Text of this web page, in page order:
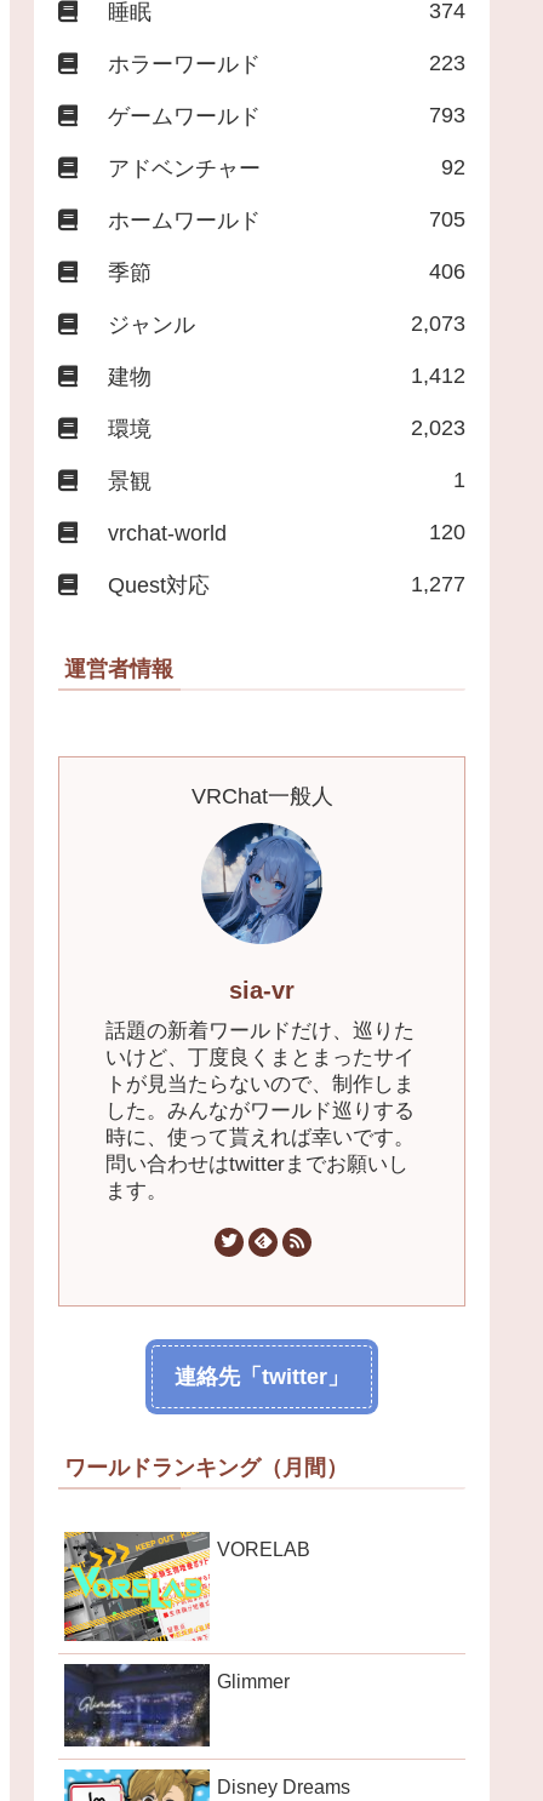
睡眠 374
ホラーワールド 223
ゲームワールド 793
アドベンチャー 92
ホームワールド 705
季節 406
ジャンル 2,073
建物 1,412
環境 2,023
景観 1
vrchat-world 120
Quest対応 1,277
運営者情報
VRChat一般人
sia-vr
話題の新着ワールドだけ、巡りた
いけど、丁度良くまとまったサイ
トが見当たらないので、制作しま
した。みんながワールド巡りする
時に、使って貰えれば幸いです。
問い合わせはtwitterまでお願いし
ます。
連絡先「twitter」
ワールドランキング（月間）
VORELAB
Glimmer
Disney Dreams